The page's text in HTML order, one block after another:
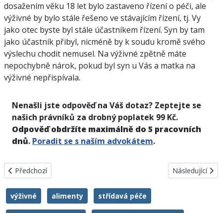
dosažením věku 18 let bylo zastaveno řízení o péči, ale
výživné by bylo stále řešeno ve stávajícím řízení, tj. Vy
jako otec byste byl stále účastníkem řízení. Syn by tam
jako účastník přibyl, nicméně by k soudu kromě svého
výslechu chodit nemusel. Na výživné zpětně máte
nepochybně nárok, pokud byl syn u Vás a matka na
výživné nepřispívala.
Nenašli jste odpověď na Váš dotaz? Zeptejte se
našich právníků za drobný poplatek 99 Kč.
Odpověď obdržíte maximálně do 5 pracovních
dnů. Poradit se s naším advokátem.
Předchozí článek: Jak umístit dítě s těžkým postižením po porodu
Předchozí Další článek:
Následující
výživné alimenty střídavá péče